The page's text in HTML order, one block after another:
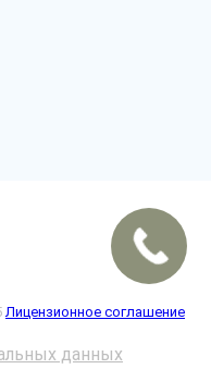
Лицензионное соглашение
данных